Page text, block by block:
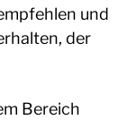
und
der
Bereich